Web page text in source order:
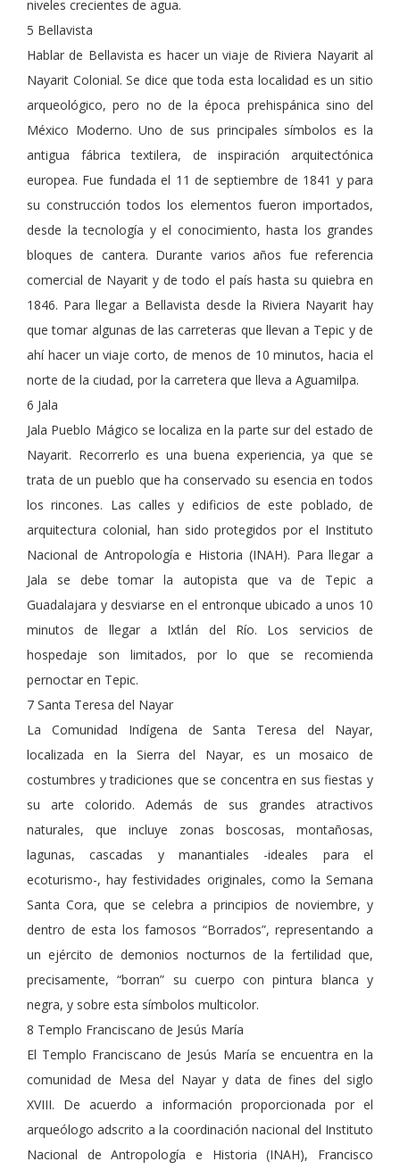
niveles crecientes de agua.
5 Bellavista
Hablar de Bellavista es hacer un viaje de Riviera Nayarit al
Nayarit Colonial. Se dice que toda esta localidad es un sitio
arqueológico, pero no de la época prehispánica sino del
México Moderno. Uno de sus principales símbolos es la
antigua fábrica textilera, de inspiración arquitectónica
europea. Fue fundada el 11 de septiembre de 1841 y para
su construcción todos los elementos fueron importados,
desde la tecnología y el conocimiento, hasta los grandes
bloques de cantera. Durante varios años fue referencia
comercial de Nayarit y de todo el país hasta su quiebra en
1846. Para llegar a Bellavista desde la Riviera Nayarit hay
que tomar algunas de las carreteras que llevan a Tepic y de
ahí hacer un viaje corto, de menos de 10 minutos, hacia el
norte de la ciudad, por la carretera que lleva a Aguamilpa.
6 Jala
Jala Pueblo Mágico se localiza en la parte sur del estado de
Nayarit. Recorrerlo es una buena experiencia, ya que se
trata de un pueblo que ha conservado su esencia en todos
los rincones. Las calles y edificios de este poblado, de
arquitectura colonial, han sido protegidos por el Instituto
Nacional de Antropología e Historia (INAH). Para llegar a
Jala se debe tomar la autopista que va de Tepic a
Guadalajara y desviarse en el entronque ubicado a unos 10
minutos de llegar a Ixtlán del Río. Los servicios de
hospedaje son limitados, por lo que se recomienda
pernoctar en Tepic.
7 Santa Teresa del Nayar
La Comunidad Indígena de Santa Teresa del Nayar,
localizada en la Sierra del Nayar, es un mosaico de
costumbres y tradiciones que se concentra en sus fiestas y
su arte colorido. Además de sus grandes atractivos
naturales, que incluye zonas boscosas, montañosas,
lagunas, cascadas y manantiales -ideales para el
ecoturismo-, hay festividades originales, como la Semana
Santa Cora, que se celebra a principios de noviembre, y
dentro de esta los famosos “Borrados”, representando a
un ejército de demonios nocturnos de la fertilidad que,
precisamente, “borran” su cuerpo con pintura blanca y
negra, y sobre esta símbolos multicolor.
8 Templo Franciscano de Jesús María
El Templo Franciscano de Jesús María se encuentra en la
comunidad de Mesa del Nayar y data de fines del siglo
XVIII. De acuerdo a información proporcionada por el
arqueólogo adscrito a la coordinación nacional del Instituto
Nacional de Antropología e Historia (INAH), Francisco